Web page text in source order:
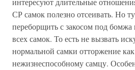
СР самок полезно отсеивать. Но
переборщить с закосом под
всех самок. То есть не вызвать
нормальной самки отторжение
нежизнеспособному самцу.